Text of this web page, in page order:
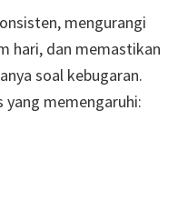
mengurangi
hari, dan memastikan
soal kebugaran.
memengaruhi: